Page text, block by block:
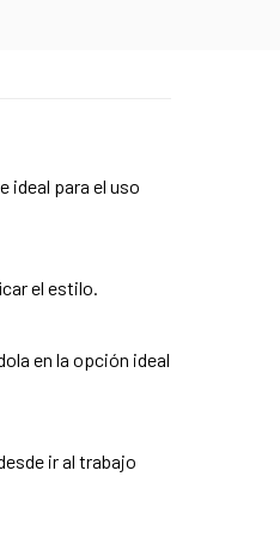
ideal para el uso
el estilo.
en la opción ideal
ir al trabajo